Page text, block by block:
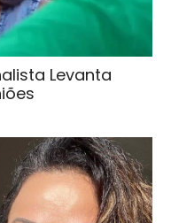
Levanta